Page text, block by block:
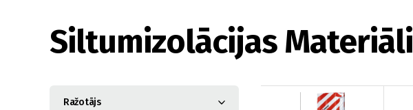
Siltumizolācijas Materiāli
Ražotājs